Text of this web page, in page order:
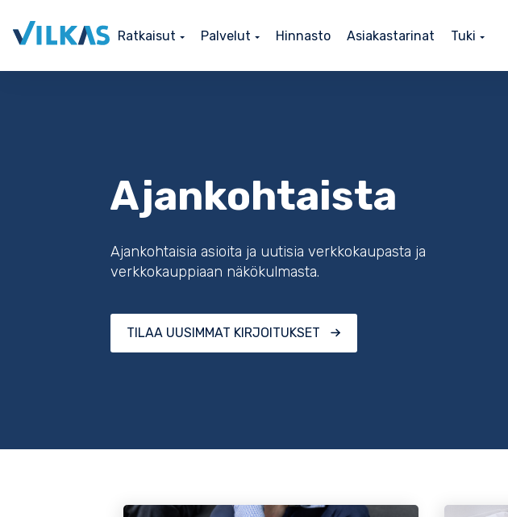
Ratkaisut Palvelut Hinnasto Asiakastarinat Tuki
Ajankohtaista
Ajankohtaisia asioita ja uutisia verkkokaupasta ja
verkkokauppiaan näkökulmasta.
TILAA UUSIMMAT KIRJOITUKSET